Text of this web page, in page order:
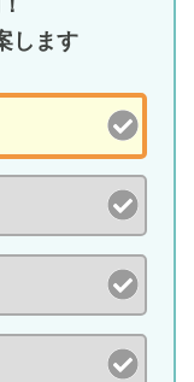
します